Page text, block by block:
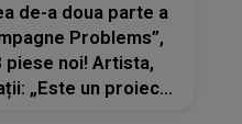
de-a doua parte a
Problems”,
piese noi! Artista,
„Este un proiect